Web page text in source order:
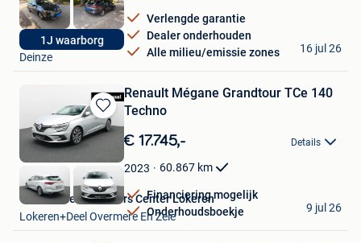
1J waarborg
Verlengde garantie
Dealer onderhouden
Alle milieu/emissie zones
Emil
Deinze
16 jul 26
Bewaren
in
Mijn
Favorieten
Renault Mégane Grandtour TCe 140
Techno
€ 17.745,- Details
2023 60.867 km
Financiering mogelijk
Onderhoudsboekje
Van Mossel Used Cars Center Lokeren
Lokeren+Deel Overmere En Zele
9 jul 26